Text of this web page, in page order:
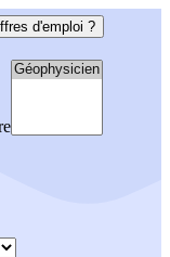
d'emploi ?